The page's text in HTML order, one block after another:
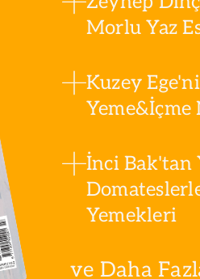
Morlu Yaz
Kuzey
Yeme&İçme
İnci Bak'tan
Yemekleri
ve Daha